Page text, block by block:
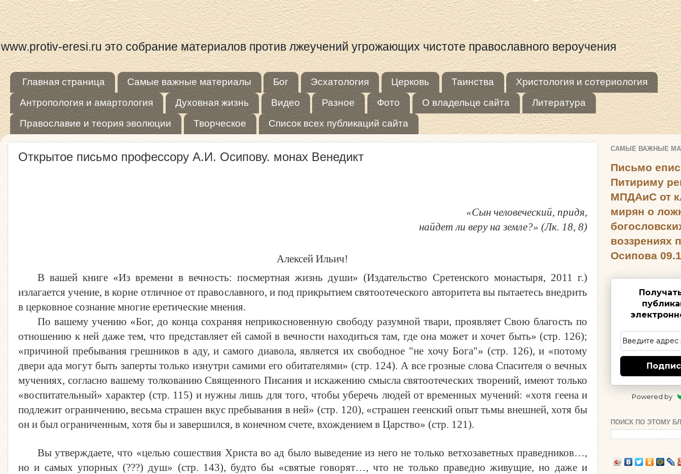
www.protiv-eresi.ru это собрание материалов против лжеучений угрожающих чистоте православного вероучения
Главная страница Самые важные материалы Бог Эсхатология Церковь Таинства
Христология и сотериология
Антропология и амартология
Духовная жизнь Видео Разное Фото О владельце сайта
Литература
Православие и теория эволюции
Творческое Список всех публикаций сайта
Открытое письмо профессору А.И. Осипову. монах Венедикт
«Сын человеческий, придя,
найдет ли веру на земле?» (Лк. 18, 8)
Алексей Ильич!
В вашей книге «Из времени в вечность: посмертная жизнь души» (Издательство Сретенского монастыря, 2011 г.)
излагается учение, в корне отличное от православного, и под прикрытием святоотеческого авторитета вы пытаетесь внедрить
в церковное сознание многие еретические мнения.
По вашему учению «Бог, до конца сохраняя неприкосновенную свободу разумной твари, проявляет Свою благость по
отношению к ней даже тем, что представляет ей самой в вечности находиться там, где она может и хочет быть» (стр. 126);
«причиной пребывания грешников в аду, и самого диавола, является их свободное "не хочу Бога"» (стр. 126), и «потому
двери ада могут быть заперты только изнутри самими его обитателями» (стр. 124). А все грозные слова Спасителя о вечных
мучениях, согласно вашему толкованию Священного Писания и искажению смысла святоотеческих творений, имеют только
«воспитательный» характер (стр. 115) и нужны лишь для того, чтобы уберечь людей от временных мучений: «хотя геена и
подлежит ограничению, весьма страшен вкус пребывания в ней» (стр. 120), «страшен геенский опыт тьмы внешней, хотя бы
он и был ограниченным, хотя бы и завершился, в конечном счете, вхождением в Царство» (стр. 121).
Вы утверждаете, что «целью сошествия Христа во ад было выведение из него не только ветхозаветных праведников…,
но и самых упорных (???) душ» (стр. 143), будто бы «святые говорят…, что не только праведно живущие, но даже и
САМЫЕ ВАЖНЫЕ
Письмо
Питириму
МПДАиС от
мирян о
воззрениях
Осипова
Powered by
ПОИСК ПО ЭТОМУ